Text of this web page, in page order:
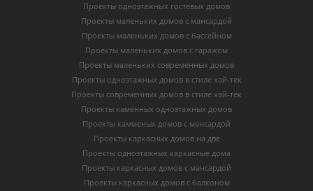
Проекты одноэтажных гостевых домов
Проекты маленьких домов с мансардой
Проекты маленьких домов с бассейном
Проекты маленьких домов с гаражом
Проекты маленьких современных домов
Проекты одноэтажных домов в стиле хай-тек
Проекты современных домов в стиле хай-тек
Проекты каменных одноэтажных домов
Проекты камменых домов с мансардой
Проекты каркасных домов на две
Проекты одноэтажных каркасные дома
Проекты каркасных домов с мансардой
Проекты каркасных домов с балконом